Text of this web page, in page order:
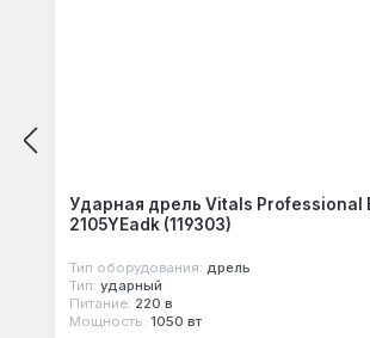
Ударная дрель Vitals Professional
2105YEadk (119303)
Тип оборудования: дрель
Тип: ударный
Питание: 220 в
Мощность: 1050 вт